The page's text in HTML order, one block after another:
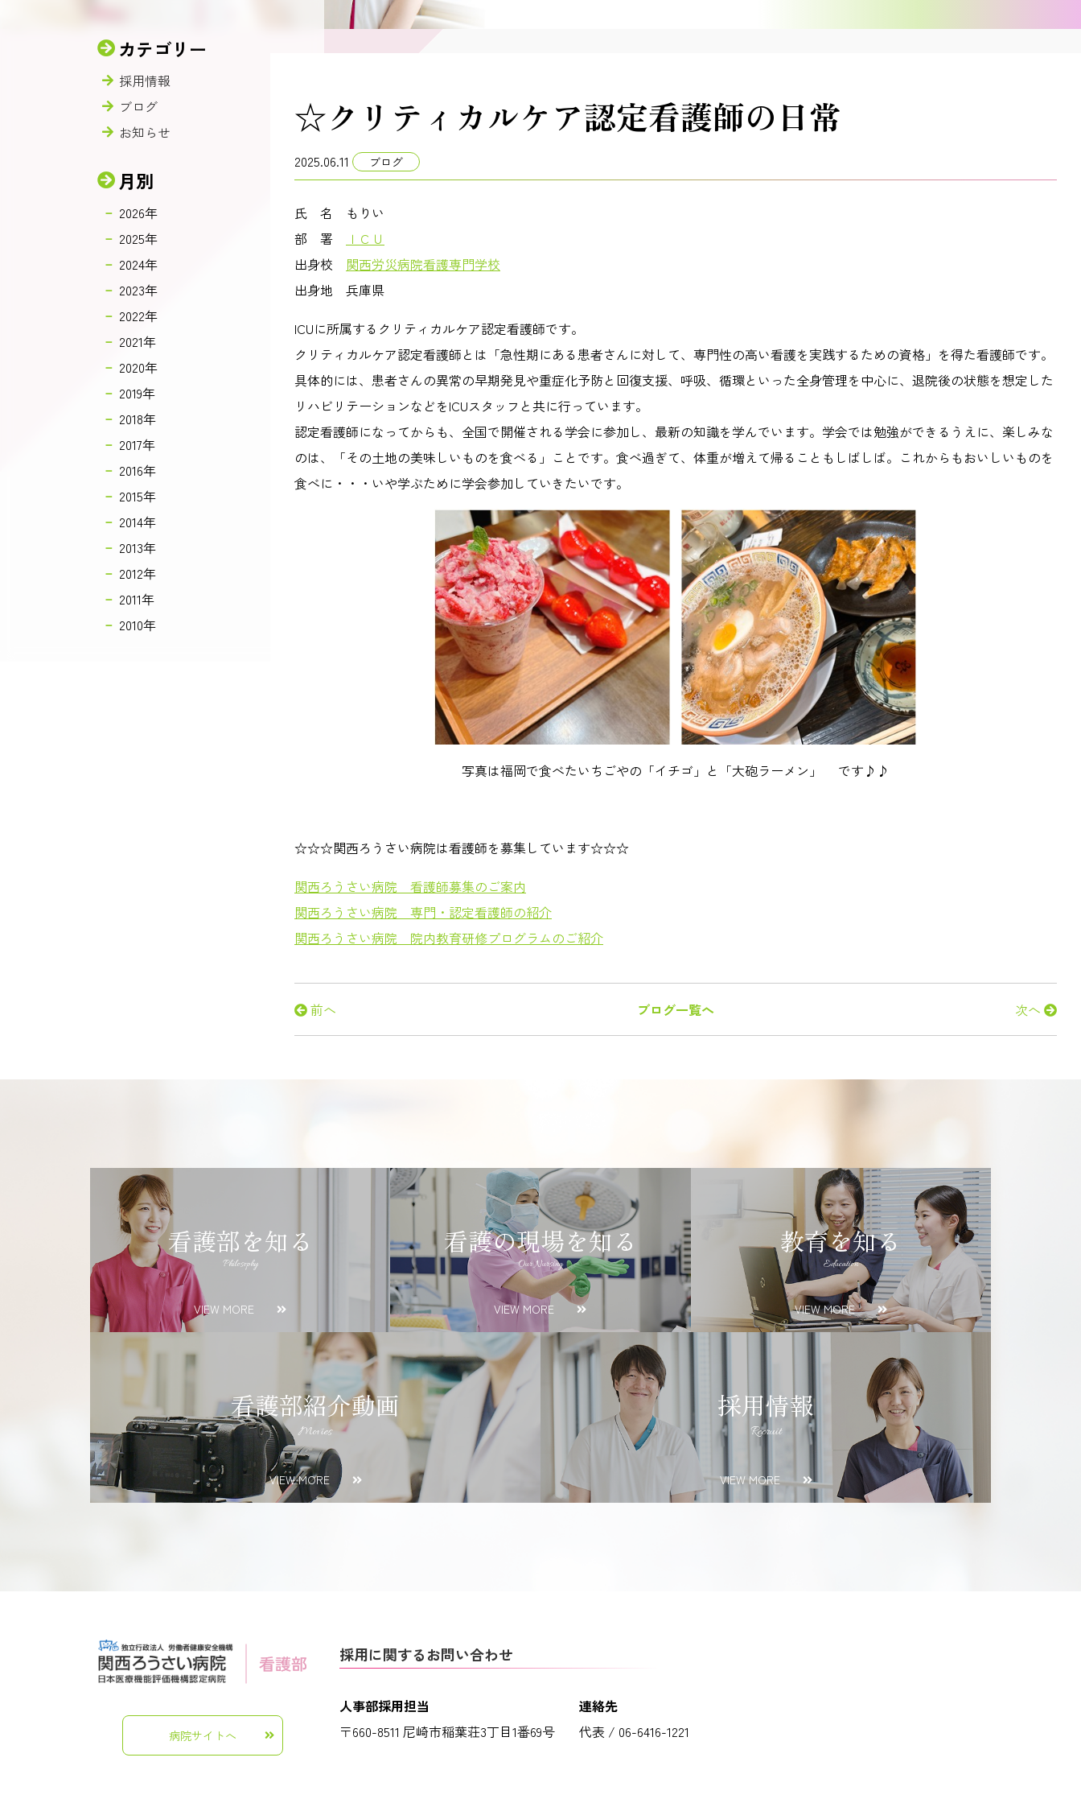
☆クリティカルケア認定看護師の日常
2025.06.11 ブログ
氏 名 もりい
部 署
ＩＣＵ
出身校 関西労災病院看護専門学校
出身地 兵庫県
ICUに所属するクリティカルケア認定看護師です。
クリティカルケア認定看護師とは「急性期にある患者さんに対して、専門性の高い看護を実践するための資格」を得た看護師です。
具体的には、患者さんの異常の早期発見や重症化予防と回復支援、呼吸、循環といった全身管理を中心に、退院後の状態を想定した
リハビリテーションなどをICUスタッフと共に行っています。
認定看護師になってからも、全国で開催される学会に参加し、最新の知識を学んでいます。学会では勉強ができるうえに、楽しみな
のは、「その土地の美味しいものを食べる」ことです。食べ過ぎて、体重が増えて帰ることもしばしば。これからもおいしいものを
食べに・・・いや学ぶために学会参加していきたいです。
写真は福岡で食べたいちごやの「イチゴ」と「大砲ラーメン」 です♪♪
☆☆☆関西ろうさい病院は看護師を募集しています☆☆☆
関西ろうさい病院 看護師募集のご案内
関西ろうさい病院 専門・認定看護師の紹介
関西ろうさい病院 院内教育研修プログラムのご紹介
前へ 次へ
ブログ一覧へ
カテゴリー
採用情報
ブログ
お知らせ
月別
2026年
2025年
2024年
2023年
2022年
2021年
2020年
2019年
2018年
2017年
2016年
2015年
2014年
2013年
2012年
2011年
2010年
看護部を知る
Philosophy
VIEW MORE
看護の現場を知る
Our Nursing
VIEW MORE
教育を知る
Education
VIEW MORE
看護部紹介動画
Movies
VIEW MORE
採用情報
Recruit
VIEW MORE
病院サイトへ
採用に関するお問い合わせ
人事部採用担当
〒660-8511 尼崎市稲葉荘3丁目1番69号
連絡先
代表 / 06-6416-1221